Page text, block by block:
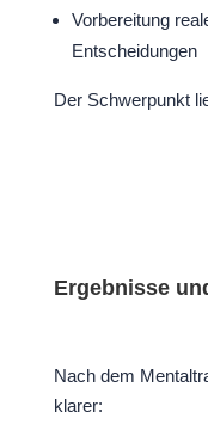
Vorbereitung
Entscheidungen
Der Schwerpunkt
Ergebnisse
Nach dem
klarer: